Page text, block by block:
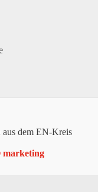
aus dem EN-Kreis
marketing